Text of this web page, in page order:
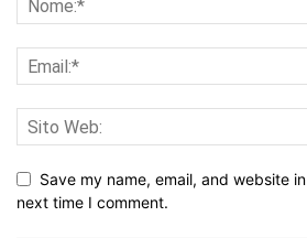
Save my name, email, and website
next time I comment.